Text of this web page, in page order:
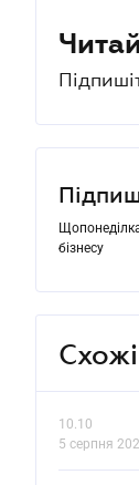
бізнесу
10.10
5 серпня